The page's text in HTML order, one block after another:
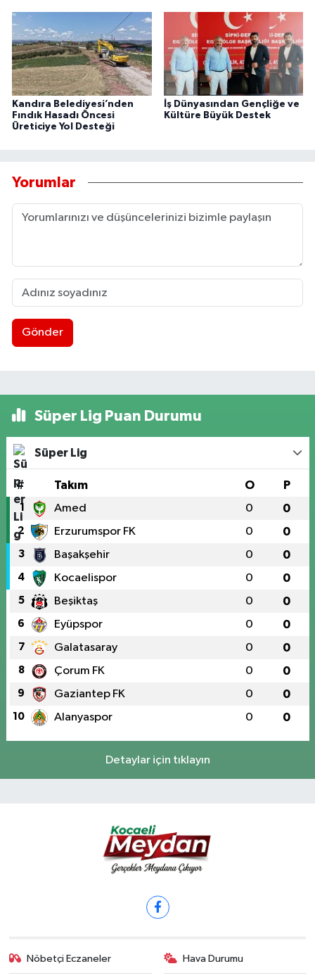
Kandıra Belediyesi’nden
Fındık Hasadı Öncesi
Üreticiye Yol Desteği
İş Dünyasından Gençliğe ve
Kültüre Büyük Destek
Yorumlar
Gönder
Süper Lig Puan Durumu
Süper Lig
# Takım O P
1 Amed 0 0
2 Erzurumspor FK 0 0
3 Başakşehir 0 0
4 Kocaelispor 0 0
5 Beşiktaş 0 0
6 Eyüpspor 0 0
7 Galatasaray 0 0
8 Çorum FK 0 0
9 Gaziantep FK 0 0
10 Alanyaspor 0 0
Detaylar için tıklayın
Nöbetçi Eczaneler Hava Durumu